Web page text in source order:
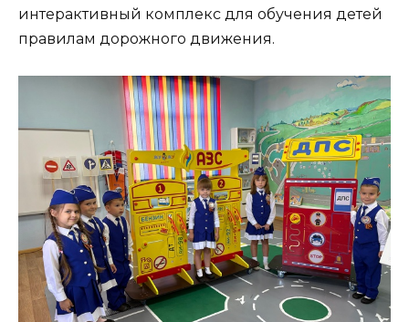
интерактивный комплекс для обучения детей
правилам дорожного движения.